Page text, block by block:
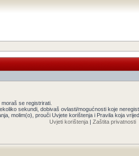
se registrirati.
sekundi, dobivaš ovlasti/mogućnosti koje
molim(o), prouči Uvjete korištenja i Pravila koja
Uvjeti korištenja | Zaštita privatnosti